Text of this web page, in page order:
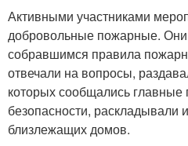
Активными участниками
добровольные пожарные. Они
собравшимся правила
отвечали на вопросы,
которых сообщались
безопасности, раскладывали
близлежащих домов.